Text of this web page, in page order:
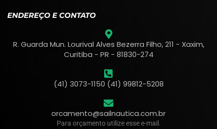
ENDEREÇO E CONTATO
R. Guarda Mun. Lourival Alves Bezerra Filho, 211 - Xaxim,
Curitiba - PR - 81830-274
(41) 3073-1150 (41) 99812-5208
orcamento@sailnautica.com.br
Para orçamento utilize esse e-mail.